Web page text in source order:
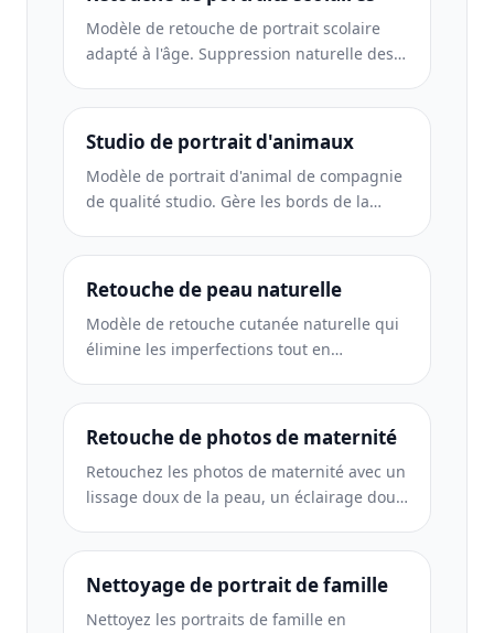
Modèle de retouche de portrait scolaire
adapté à l'âge. Suppression naturelle des
sortie standard de l'annuaire avec
traitement par lots pour des classes
entières.
Studio de portrait d'animaux
Modèle de portrait d'animal de compagnie
de qualité studio. Gère les bords de la
gestionnaires, remplace les arrière-plans
et aiguise les yeux des chiens, des chats et
d'autres animaux.
Retouche de peau naturelle
Modèle de retouche cutanée naturelle qui
élimine les imperfections tout en
Éclairage uniforme, pas d'aspect plastique,
juste une meilleure peau devant la
caméra.
Retouche de photos de maternité
Retouchez les photos de maternité avec un
lissage doux de la peau, un éclairage doux,
étalonnage des couleurs chaudes pour un
look de portrait de grossesse intemporel.
Nettoyage de portrait de famille
Nettoyez les portraits de famille en